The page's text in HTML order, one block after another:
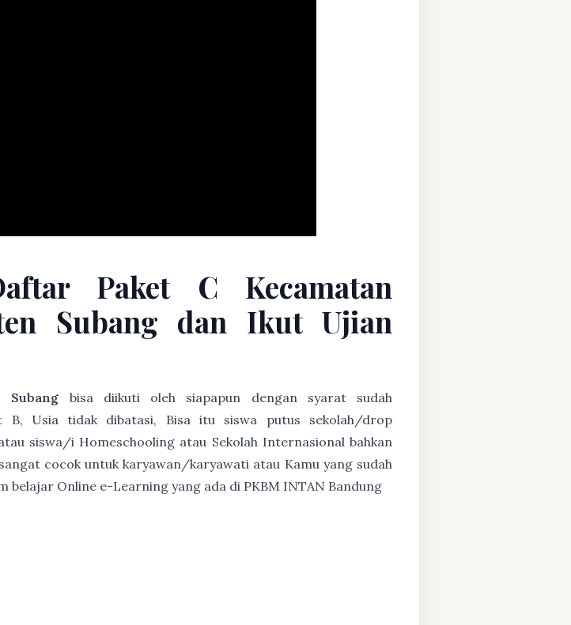
Paket C Kecamatan
Subang dan Ikut Ujian
Subang bisa diikuti oleh siapapun dengan syarat sudah
B, Usia tidak dibatasi, Bisa itu siswa putus sekolah/drop
siswa/i Homeschooling atau Sekolah Internasional bahkan
cocok untuk karyawan/karyawati atau Kamu yang sudah
belajar Online e-Learning yang ada di PKBM INTAN Bandung